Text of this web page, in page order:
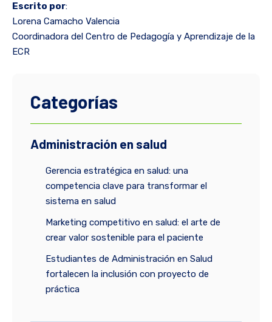
Escrito por:
Lorena Camacho Valencia
Coordinadora del Centro de Pedagogía y Aprendizaje de la
ECR
Categorías
Administración en salud
Gerencia estratégica en salud: una
competencia clave para transformar el
sistema en salud
Marketing competitivo en salud: el arte de
crear valor sostenible para el paciente
Estudiantes de Administración en Salud
fortalecen la inclusión con proyecto de
práctica